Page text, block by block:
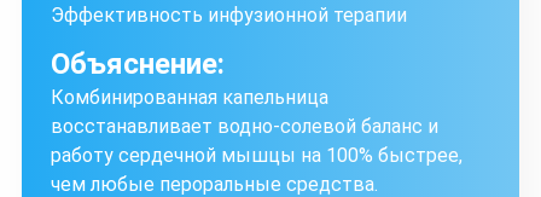
Эффективность инфузионной терапии
Объяснение:
Комбинированная капельница
восстанавливает водно-солевой баланс и
работу сердечной мышцы на 100% быстрее,
чем любые пероральные средства.